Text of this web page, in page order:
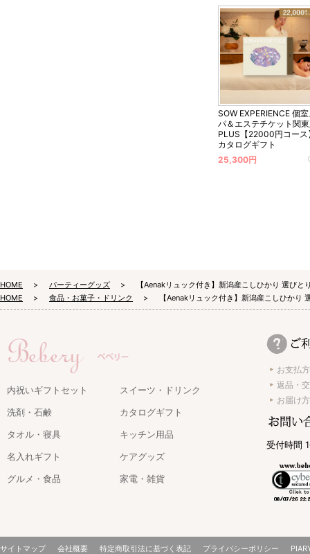
SOW EXPERIENCE 個
パ＆エステチケット関
PLUS【22000円コース
カタログギフト
25,300円
HOME パーティーグッズ
【Aenakリュック付き】新潟産こしひかり 選び
HOME
食品・お菓子・ドリンク 【Aenakリュック付き】新潟産こしひかり
内祝いギフトセット
スイーツ・ドリンク
洗剤・石鹸
カタログギフト
タオル・寝具
キッチン用品
名入れギフト
ケアグッズ
グルメ・食品
家電・雑貨
お支払
返品・
お届け
受付時間
サイトマップ 会社概要 特定商取引法に基づく表記 プライバシーポリシー